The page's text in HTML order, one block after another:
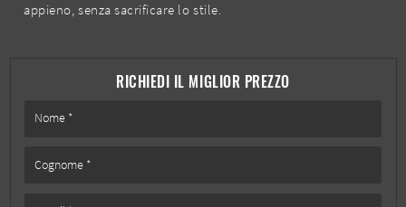
RICHIEDI IL MIGLIOR PREZZO
appieno, senza sacrificare lo stile.